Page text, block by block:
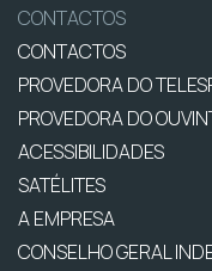
CONTACTOS
CONTACTOS
PROVEDORA DO
PROVEDORA DO
ACESSIBILIDADES
SATÉLITES
A EMPRESA
CONSELHO GERAL